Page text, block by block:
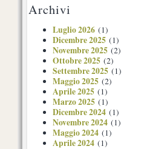
Archivi
Luglio 2026 (1)
Dicembre 2025 (1)
Novembre 2025 (2)
Ottobre 2025 (2)
Settembre 2025 (1)
Maggio 2025 (2)
Aprile 2025 (1)
Marzo 2025 (1)
Dicembre 2024 (1)
Novembre 2024 (1)
Maggio 2024 (1)
Aprile 2024 (1)